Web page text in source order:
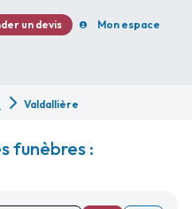
un devis Mon espace
Valdallière
funèbres :